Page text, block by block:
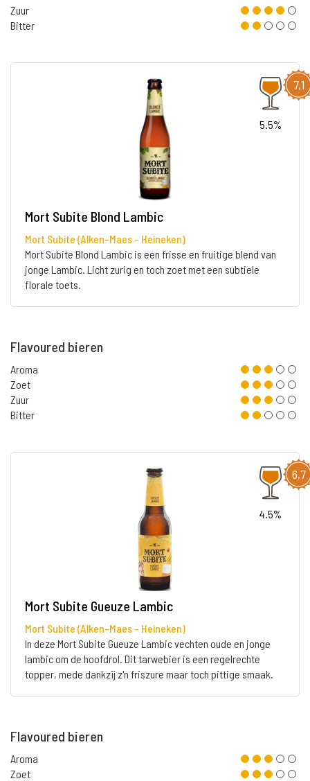
Zuur
Bitter
7,1
5.5%
Mort Subite Blond Lambic
Mort Subite (Alken-Maes - Heineken)
Mort Subite Blond Lambic is een frisse en fruitige blend van
jonge Lambic. Licht zurig en toch zoet met een subtiele
florale toets.
Flavoured bieren
Aroma
Zoet
Zuur
Bitter
6,7
4.5%
Mort Subite Gueuze Lambic
Mort Subite (Alken-Maes - Heineken)
In deze Mort Subite Gueuze Lambic vechten oude en jonge
lambic om de hoofdrol. Dit tarwebier is een regelrechte
topper, mede dankzij z'n friszure maar toch pittige smaak.
Flavoured bieren
Aroma
Zoet